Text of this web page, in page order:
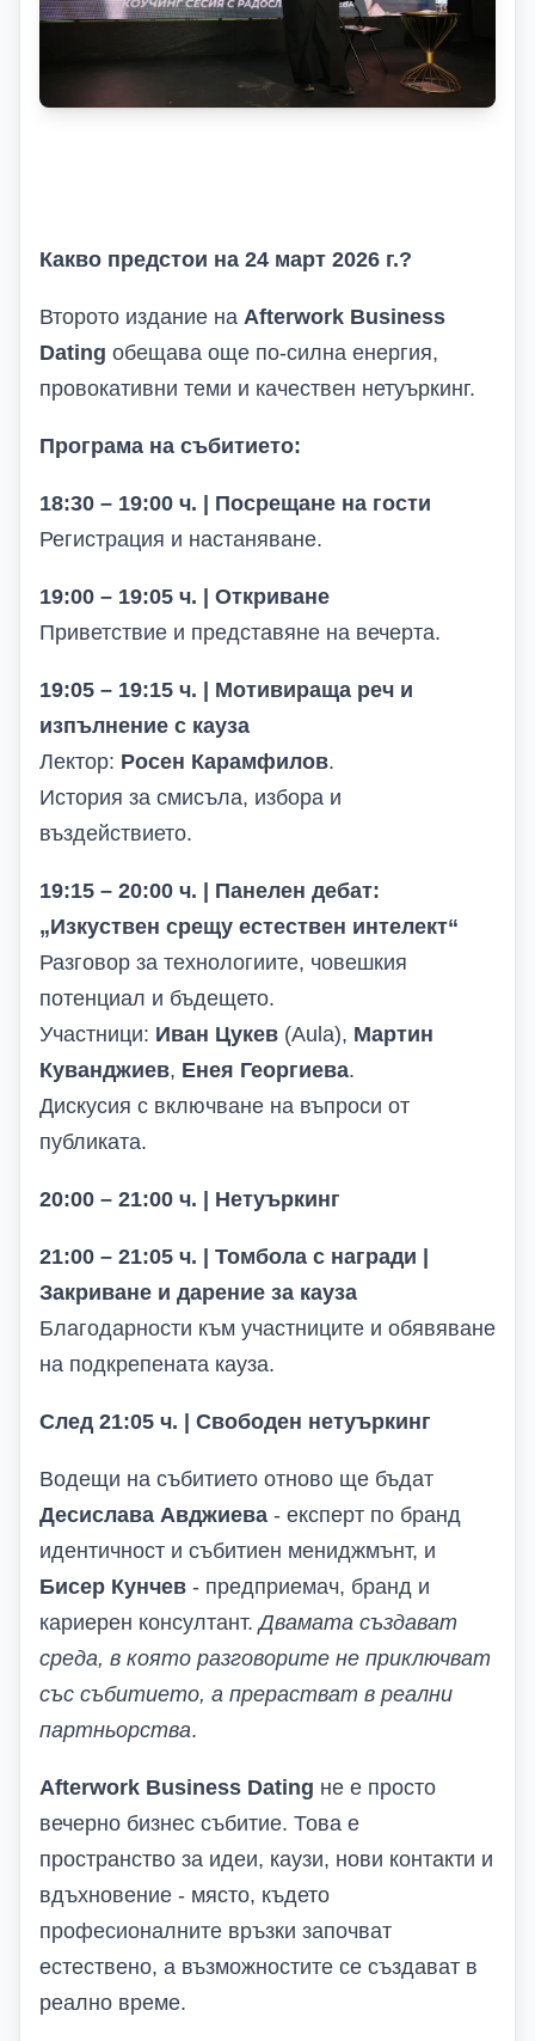
Какво предстои на 24 март 2026 г.?
Второто издание на Afterwork Business
Dating обещава още по-силна енергия,
провокативни теми и качествен нетуъркинг.
Програма на събитието:
18:30 – 19:00 ч. | Посрещане на гости
Регистрация и настаняване.
19:00 – 19:05 ч. | Откриване
Приветствие и представяне на вечерта.
19:05 – 19:15 ч. | Мотивираща реч и
изпълнение с кауза
Лектор: Росен Карамфилов.
История за смисъла, избора и
въздействието.
19:15 – 20:00 ч. | Панелен дебат:
„Изкуствен срещу естествен интелект“
Разговор за технологиите, човешкия
потенциал и бъдещето.
Участници: Иван Цукев (Aula), Мартин
Куванджиев, Енея Георгиева.
Дискусия с включване на въпроси от
публиката.
20:00 – 21:00 ч. | Нетуъркинг
21:00 – 21:05 ч. | Томбола с награди |
Закриване и дарение за кауза
Благодарности към участниците и обявяване
на подкрепената кауза.
След 21:05 ч. | Свободен нетуъркинг
Водещи на събитието отново ще бъдат
Десислава Авджиева - експерт по бранд
идентичност и събитиен мениджмънт, и
Бисер Кунчев - предприемач, бранд и
кариерен консултант.Двамата създават
среда, в която разговорите не приключват
със събитието, а прерастват в реални
партньорства.
Afterwork Business Dating не е просто
вечерно бизнес събитие. Това е
пространство за идеи, каузи, нови контакти и
вдъхновение - място, където
професионалните връзки започват
естествено, а възможностите се създават в
реално време.